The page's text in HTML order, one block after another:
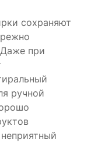
сохраняют
Даже при
ручной